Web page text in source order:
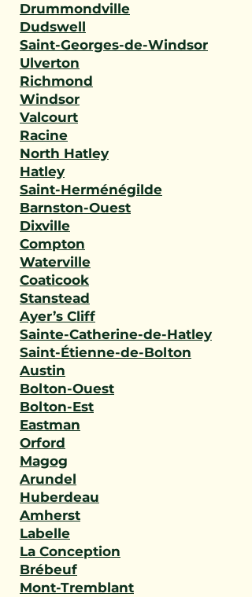
Drummondville
Dudswell
Saint-Georges-de-Windsor
Ulverton
Richmond
Windsor
Valcourt
Racine
North Hatley
Hatley
Saint-Herménégilde
Barnston-Ouest
Dixville
Compton
Waterville
Coaticook
Stanstead
Ayer’s Cliff
Sainte-Catherine-de-Hatley
Saint-Étienne-de-Bolton
Austin
Bolton-Ouest
Bolton-Est
Eastman
Orford
Magog
Arundel
Huberdeau
Amherst
Labelle
La Conception
Brébeuf
Mont-Tremblant